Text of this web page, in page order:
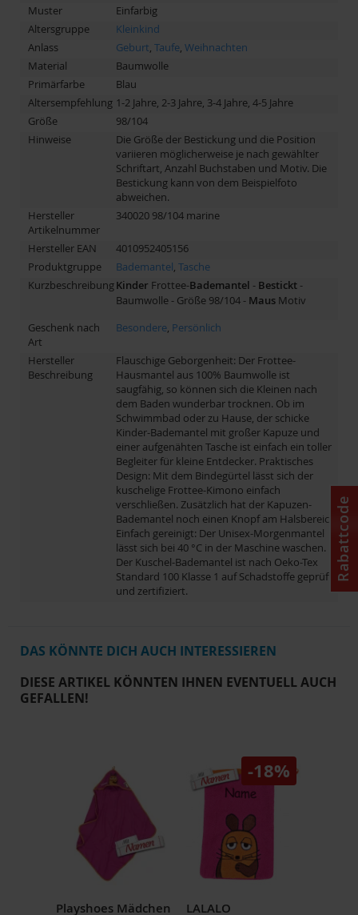
Muster
Einfarbig
Altersgruppe
Kleinkind
Anlass
Geburt, Taufe, Weihnachten
Material
Baumwolle
Primärfarbe
Blau
Altersempfehlung 1-2 Jahre, 2-3 Jahre, 3-4 Jahre, 4-5 Jahre
Größe
98/104
Hinweise
Die Größe der Bestickung und die Position
variieren möglicherweise je nach gewählter
Schriftart, Anzahl Buchstaben und Motiv. Die
Bestickung kann von dem Beispielfoto
abweichen.
Hersteller
Artikelnummer
340020 98/104 marine
Hersteller EAN
4010952405156
Produktgruppe
Bademantel, Tasche
KurzbeschreibungKinder Frottee-Bademantel - Bestickt -
Baumwolle - Größe 98/104 - Maus Motiv
Geschenk nach
Art
Besondere, Persönlich
Hersteller
Beschreibung
Flauschige Geborgenheit: Der Frottee-
Hausmantel aus 100% Baumwolle ist
saugfähig, so können sich die Kleinen nach
dem Baden wunderbar trocknen. Ob im
Schwimmbad oder zu Hause, der schicke
Kinder-Bademantel mit großer Kapuze und
einer aufgenähten Tasche ist einfach ein toller
Begleiter für kleine Entdecker. Praktisches
Design: Mit dem Bindegürtel lässt sich der
kuschelige Frottee-Kimono einfach
verschließen. Zusätzlich hat der Kapuzen-
Bademantel noch einen Knopf am Halsbereich.
Einfach gereinigt: Der Unisex-Morgenmantel
lässt sich bei 40 °C in der Maschine waschen.
Der Kuschel-Bademantel ist nach Oeko-Tex
Standard 100 Klasse 1 auf Schadstoffe geprüft
und zertifiziert.
DAS KÖNNTE DICH AUCH INTERESSIEREN
DIESE ARTIKEL KÖNNTEN IHNEN EVENTUELL AUCH
GEFALLEN!
Playshoes Mädchen
-18%
LALALO
Rabattcode